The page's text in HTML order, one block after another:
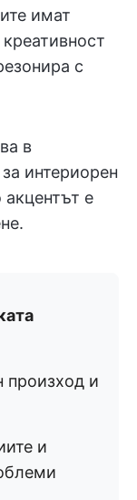
имат
с
в
интериорен
е
произход и
и